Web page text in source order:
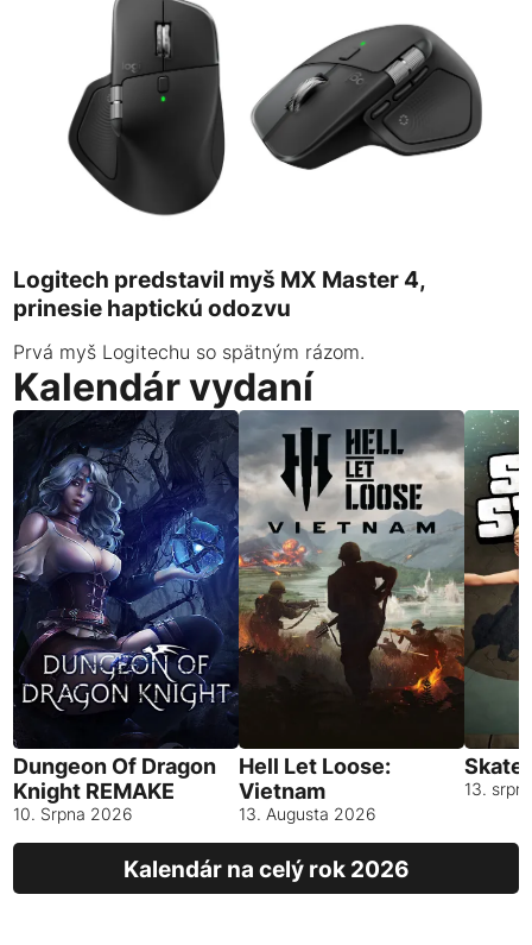
Logitech predstavil myš MX Master 4,
prinesie haptickú odozvu
Prvá myš Logitechu so spätným rázom.
Kalendár vydaní
Dungeon Of Dragon
Knight REMAKE
10. Srpna 2026
Hell Let Loose:
Vietnam
13. Augusta 2026
13.
Kalendár na celý rok 2026